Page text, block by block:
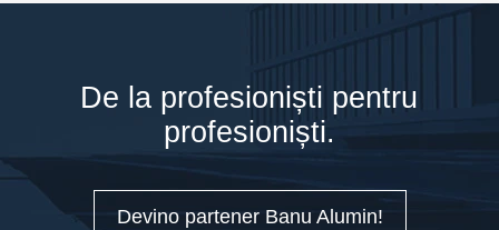
De la profesioniști pentru
profesioniști.
Devino partener Banu Alumin!